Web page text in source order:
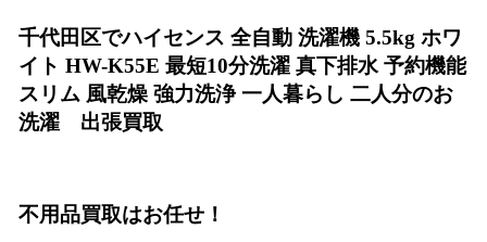
千代田区でハイセンス 全自動 洗濯機 5.5kg ホワ
イト HW-K55E 最短10分洗濯 真下排水 予約機能
スリム 風乾燥 強力洗浄 一人暮らし 二人分のお
洗濯 出張買取
不用品買取はお任せ！